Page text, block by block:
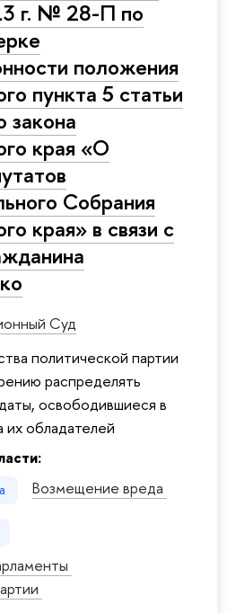
г. № 28-П по
положения
пункта 5 статьи
закона
края «О
Собрания
края» в связи с
Суд
политической партии
распределять
освободившиеся в
их обладателей
Возмещение вреда